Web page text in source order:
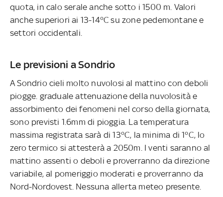
quota, in calo serale anche sotto i 1500 m. Valori
anche superiori ai 13-14°C su zone pedemontane e
settori occidentali.
Le previsioni a Sondrio
A Sondrio cieli molto nuvolosi al mattino con deboli
piogge. graduale attenuazione della nuvolosità e
assorbimento dei fenomeni nel corso della giornata,
sono previsti 1.6mm di pioggia. La temperatura
massima registrata sarà di 13°C, la minima di 1°C, lo
zero termico si attesterà a 2050m. I venti saranno al
mattino assenti o deboli e proverranno da direzione
variabile, al pomeriggio moderati e proverranno da
Nord-Nordovest. Nessuna allerta meteo presente.